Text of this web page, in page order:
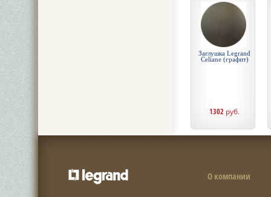
Заглушка Legrand
Celiane (графит)
1302 руб.
О компании